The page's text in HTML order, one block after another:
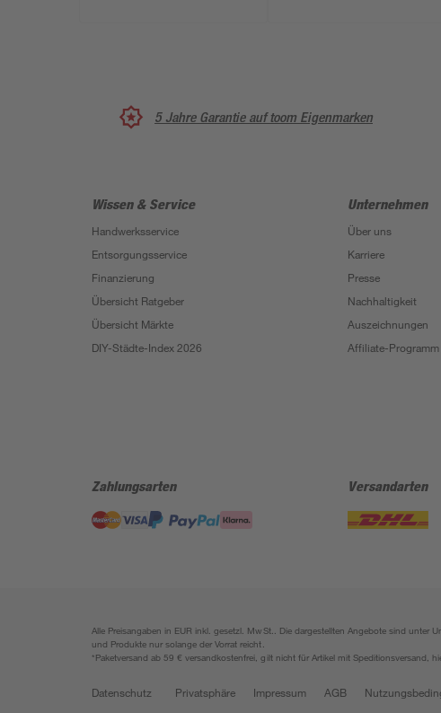
5 Jahre Garantie auf toom Eigenmarken
Wissen & Service
Handwerksservice
Entsorgungsservice
Finanzierung
Übersicht Ratgeber
Übersicht Märkte
DIY-Städte-Index 2026
Unternehmen
Über uns
Karriere
Presse
Nachhaltigkeit
Auszeichnungen
Affiliate-Programm
Zahlungsarten Versandarten
Alle Preisangaben in EUR inkl. gesetzl. MwSt.. Die dargestellten Angebote sind
und Produkte nur solange der Vorrat reicht.
*Paketversand ab 59 € versandkostenfrei, gilt nicht für Artikel mit Speditionsversand,
Datenschutz Privatsphäre Impressum AGB